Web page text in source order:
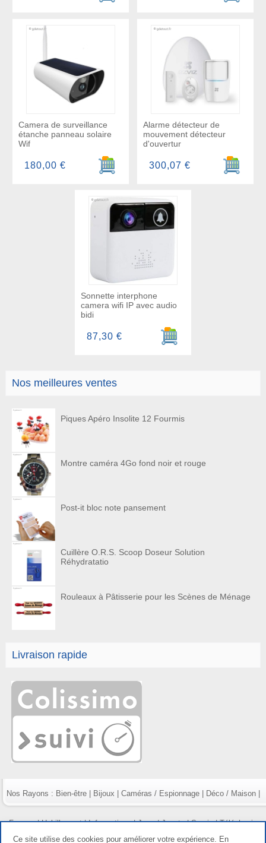
Nos meilleures ventes
Piques Apéro Insolite 12 Fourmis
Montre caméra 4Go fond noir et rouge
Post-it bloc note pansement
Cuillère O.R.S. Scoop Doseur Solution
Réhydratatio
Rouleaux à Pâtisserie pour les Scènes de Ménage
Livraison rapide
Camera de surveillance
étanche panneau solaire
Wif
Ajouter au panier
180,00 €
Alarme détecteur de
mouvement détecteur
d'ouvertur
Ajouter
300,07 €
Sonnette interphone
camera wifi IP avec audio
bidi
Ajouter au panier
87,30 €
Nos Rayons : Bien-être| Bijoux Caméras / Espionnage| Déco / Maison|
Fumeur|Habillement|Informatique|Jeux / Jouets|Survie|Téléphonie
Ce site utilise des cookies pour améliorer votre expérience. En